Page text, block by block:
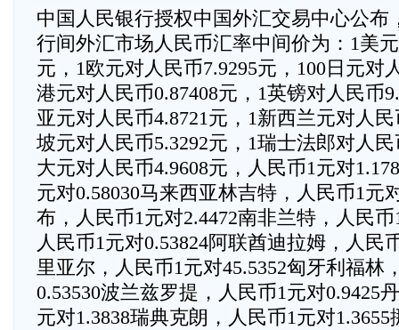
中国人民银行授权中国外汇交易中心公布
行间外汇市场人民币汇率中间价为：1美
元，1欧元对人民币7.9295元，100日元对
港元对人民币0.87408元，1英镑对人民币
亚元对人民币4.8721元，1新西兰元对人
坡元对人民币5.3292元，1瑞士法郎对人
大元对人民币4.9608元，人民币1元对
元对0.58030马来西亚林吉特，人民币1元
布，人民币1元对2.4472南非兰特，人民
人民币1元对0.53824阿联酋迪拉姆，人民
里亚尔，人民币1元对45.5352匈牙利福林
0.53530波兰兹罗提，人民币1元对0.9425
元对1.3838瑞典克朗，人民币1元对